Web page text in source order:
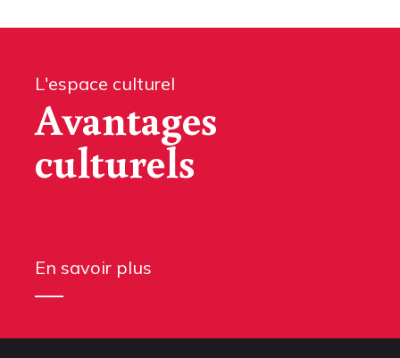
L'espace culturel
Avantages
culturels
En savoir plus